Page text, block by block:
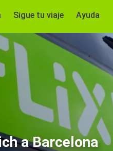
Sigue tu viaje Ayuda
a Barcelona